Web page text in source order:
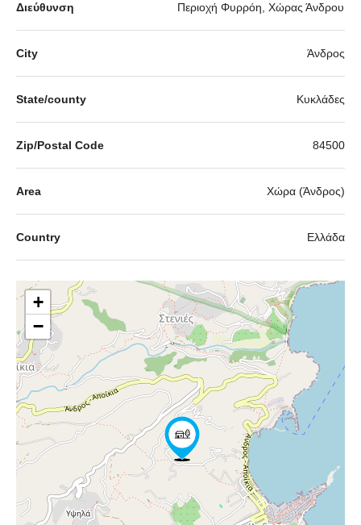
Διεύθυνση Περιοχή Φυρρόη, Χώρας Άνδρου
City Άνδρος
State/county Κυκλάδες
Zip/Postal Code 84500
Area Χώρα (Άνδρος)
Country Ελλάδα
+
−